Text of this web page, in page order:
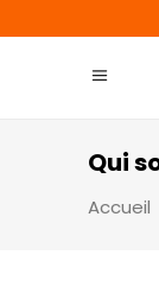
Qui
Accueil